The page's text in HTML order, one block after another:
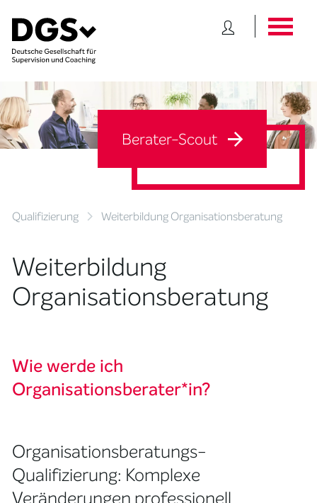
Qualifizierung Weiterbildung Organisationsberatung
Berater-Scout
Weiterbildung
Organisationsberatung
Wie werde ich
Organisationsberater*in?
Organisationsberatungs-
Qualifizierung: Komplexe